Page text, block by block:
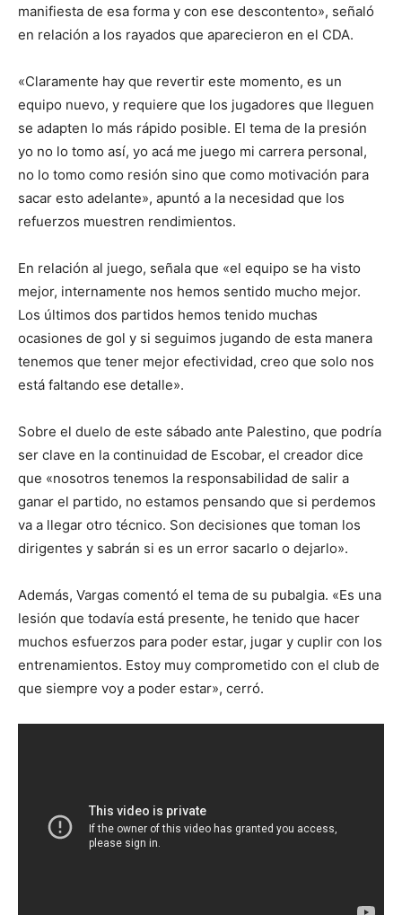
manifiesta de esa forma y con ese descontento», señaló
en relación a los rayados que aparecieron en el CDA.
«Claramente hay que revertir este momento, es un
equipo nuevo, y requiere que los jugadores que lleguen
se adapten lo más rápido posible. El tema de la presión
yo no lo tomo así, yo acá me juego mi carrera personal,
no lo tomo como resión sino que como motivación para
sacar esto adelante», apuntó a la necesidad que los
refuerzos muestren rendimientos.
En relación al juego, señala que «el equipo se ha visto
mejor, internamente nos hemos sentido mucho mejor.
Los últimos dos partidos hemos tenido muchas
ocasiones de gol y si seguimos jugando de esta manera
tenemos que tener mejor efectividad, creo que solo nos
está faltando ese detalle».
Sobre el duelo de este sábado ante Palestino, que podría
ser clave en la continuidad de Escobar, el creador dice
que «nosotros tenemos la responsabilidad de salir a
ganar el partido, no estamos pensando que si perdemos
va a llegar otro técnico. Son decisiones que toman los
dirigentes y sabrán si es un error sacarlo o dejarlo».
Además, Vargas comentó el tema de su pubalgia. «Es una
lesión que todavía está presente, he tenido que hacer
muchos esfuerzos para poder estar, jugar y cuplir con los
entrenamientos. Estoy muy comprometido con el club de
que siempre voy a poder estar», cerró.